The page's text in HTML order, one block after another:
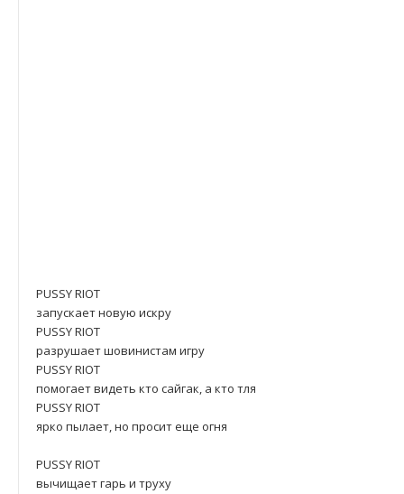
PUSSY RIOT
запускает новую искру
PUSSY RIOT
разрушает шовинистам игру
PUSSY RIOT
помогает видеть кто сайгак, а кто тля
PUSSY RIOT
ярко пылает, но просит еще огня
PUSSY RIOТ
вычищает гарь и труху